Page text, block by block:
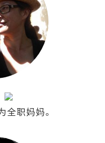
职妈妈。